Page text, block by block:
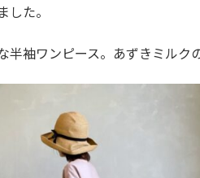
した。
半袖ワンピース。あずきミルク